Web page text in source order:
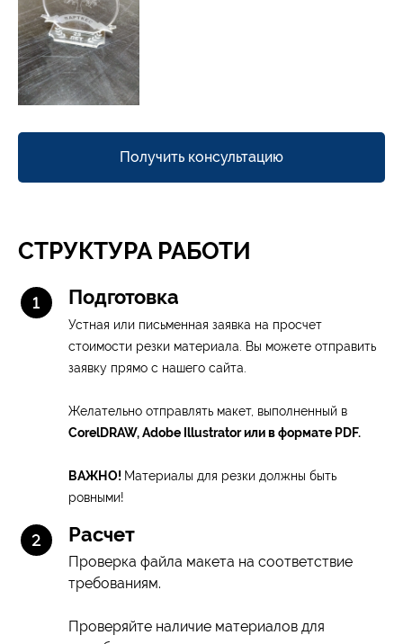
Получить консультацию
СТРУКТУРА РАБОТИ
Подготовка
Устная или письменная заявка на просчет
стоимости резки материала. Вы можете отправить
заявку прямо с нашего сайта.
Желательно отправлять макет, выполненный в
CorelDRAW, Adobe Illustrator или в формате PDF.
ВАЖНО! Материалы для резки должны быть
ровными!
Расчет
Проверка файла макета на соответствие
требованиям.
Проверяйте наличие материалов для